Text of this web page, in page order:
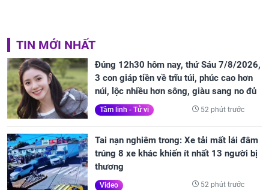
TIN MỚI NHẤT
Đúng 12h30 hôm nay, thứ Sáu 7/8/2026,
3 con giáp tiền về trĩu túi, phúc cao hơn
núi, lộc nhiều hơn sông, giàu sang no đủ
Tâm linh - Tử vi 52 phút trước
Tai nạn nghiêm trong: Xe tải mất lái đâm
trúng 8 xe khác khiến ít nhất 13 người bị
thương
Video 52 phút trước